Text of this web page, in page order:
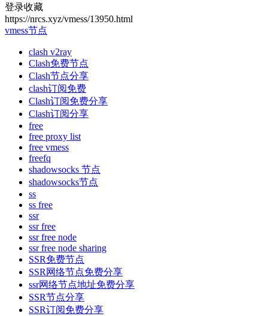
登录收藏
https://nrcs.xyz/vmess/13950.html
vmess节点
clash v2ray
Clash免费节点
Clash节点分享
clash订阅免费
Clash订阅免费分享
Clash订阅分享
free
free proxy list
free vmess
freefq
shadowsocks 节点
shadowsocks节点
ss
ss free
ssr
ssr free
ssr free node
ssr free node sharing
SSR免费节点
SSR网络节点免费分享
ssr网络节点地址免费分享
SSR节点分享
SSR订阅免费分享